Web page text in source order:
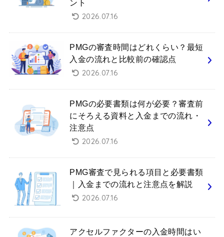
ント
2026.07.16
PMGの審査時間はどれくらい？最短
入金の流れと比較前の確認点
2026.07.16
PMGの必要書類は何が必要？審査前
にそろえる資料と入金までの流れ・
注意点
2026.07.16
PMG審査で見られる項目と必要書類
｜入金までの流れと注意点を解説
2026.07.16
アクセルファクターの入金時間はい